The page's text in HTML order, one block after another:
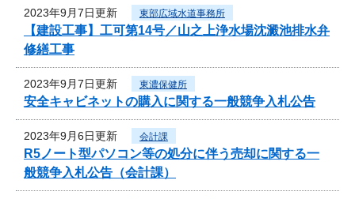
2023年9月7日更新 東部広域水道事務所
【建設工事】工可第14号／山之上浄水場沈澱池排水弁
修繕工事
2023年9月7日更新 東濃保健所
安全キャビネットの購入に関する一般競争入札公告
2023年9月6日更新 会計課
R5ノート型パソコン等の処分に伴う売却に関する一
般競争入札公告（会計課）